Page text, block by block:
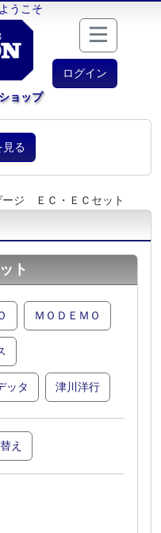
うこそ
ログイン
ョップ
る
ジ ＥＣ・ＥＣセット
ト
ＭＯＤＥＭＯ
ッタ 津川洋行
え